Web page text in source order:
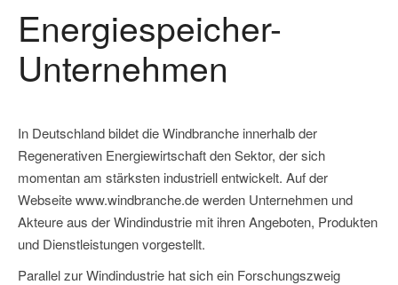
Energiespeicher-
Unternehmen
In Deutschland bildet die Windbranche innerhalb der
Regenerativen Energiewirtschaft den Sektor, der sich
momentan am stärksten industriell entwickelt. Auf der
Webseite www.windbranche.de werden Unternehmen und
Akteure aus der Windindustrie mit ihren Angeboten, Produkten
und Dienstleistungen vorgestellt.
Parallel zur Windindustrie hat sich ein Forschungszweig